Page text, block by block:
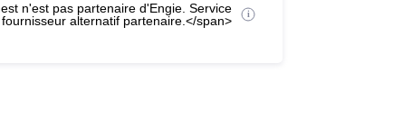
n'est pas partenaire d'Engie. Service
alternatif partenaire.</span>